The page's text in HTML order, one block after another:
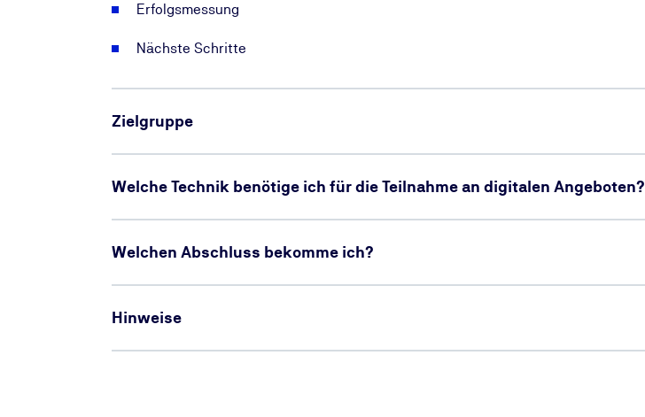
Erfolgsmessung
Nächste Schritte
Zielgruppe
Welche Technik benötige ich für die Teilnahme an digitalen Angeboten?
Welchen Abschluss bekomme ich?
Hinweise